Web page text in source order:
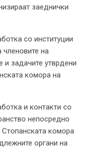
заеднички
со институции
на
и задачите утврдени
комора на
и контакти со
непосредно
Стопанската комора
органи на